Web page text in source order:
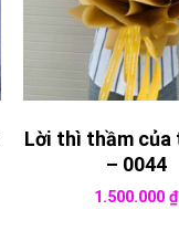
Lời thì thầm của
– 0044
1.500.000₫